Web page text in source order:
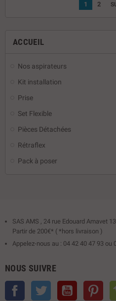
ACCUEIL
Nos aspirateurs
Kit installation
Prise
Set Flexible
Pièces Détachées
Rétraflex
Pack à poser
1 2
SAS AMS , 24 rue Edouard Amavet
Partir de 200€* ( *hors livraison )
Appelez-nous au : 04 42 40 47 93 ou
NOUS SUIVRE
Facebook Twitter YouTube